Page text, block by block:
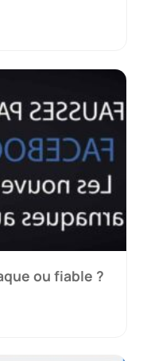
ou fiable ?